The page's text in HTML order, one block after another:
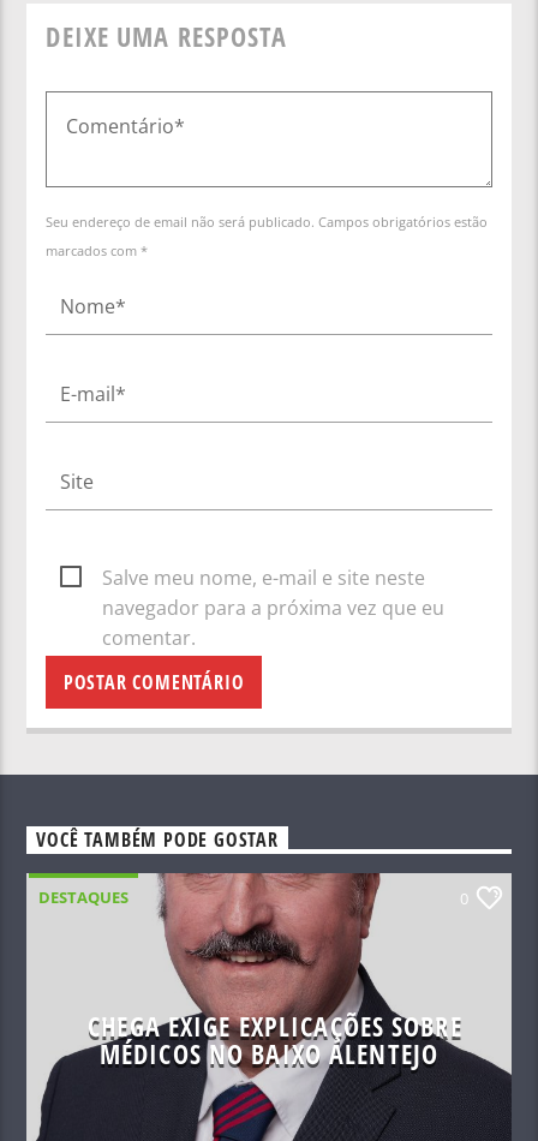
DEIXE UMA RESPOSTA
Seu endereço de email não será publicado. Campos obrigatórios estão
marcados com *
Salve meu nome, e-mail e site neste
navegador para a próxima vez que eu
comentar.
VOCÊ TAMBÉM PODE GOSTAR
DESTAQUES 0
CHEGA EXIGE EXPLICAÇÕES SOBRE
MÉDICOS NO BAIXO ALENTEJO